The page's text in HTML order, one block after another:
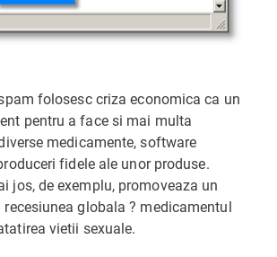
folosesc criza economica ca un
pentru a face si mai multa
medicamente, software
fidele ale unor produse.
jos, de exemplu, promoveaza un
globala ? medicamentul
vietii sexuale.